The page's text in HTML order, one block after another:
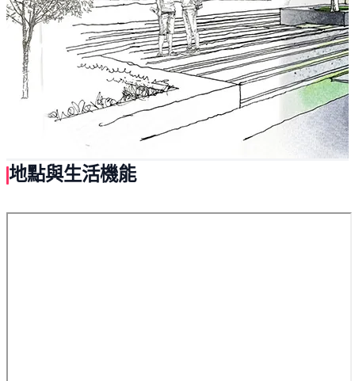
地點與生活機能